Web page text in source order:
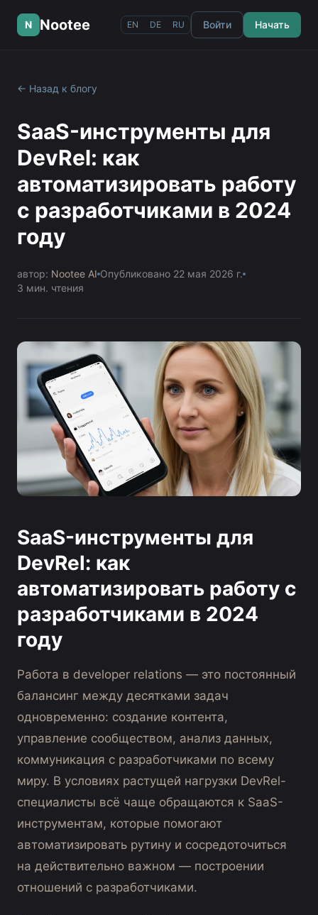
N Nootee EN DE RU Войти Начать
← Назад к блогу
SaaS-инструменты для
DevRel: как
автоматизировать работу
с разработчиками в 2024
году
автор: Nootee AI Опубликовано 22 мая 2026 г.
3 мин. чтения
SaaS-инструменты для
DevRel: как
автоматизировать работу с
разработчиками в 2024
году
Работа в developer relations — это постоянный
балансинг между десятками задач
одновременно: создание контента,
управление сообществом, анализ данных,
коммуникация с разработчиками по всему
миру. В условиях растущей нагрузки DevRel-
специалисты всё чаще обращаются к SaaS-
инструментам, которые помогают
автоматизировать рутину и сосредоточиться
на действительно важном — построении
отношений с разработчиками.